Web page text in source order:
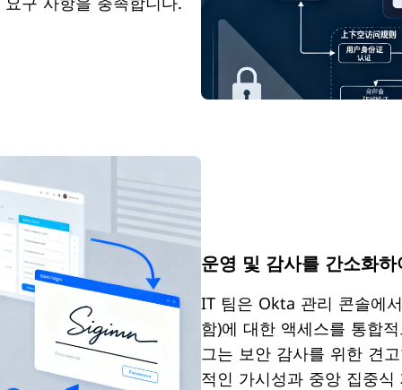
운영 및 감사를 간소화
IT 팀은 Okta 관리 콘솔에
함)에 대한 액세스를 통합
그는 보안 감사를 위한 견
적인 가시성과 중앙 집중식